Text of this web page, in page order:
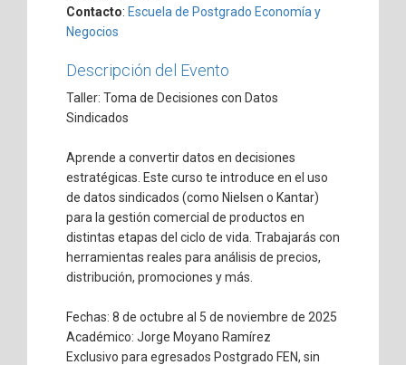
Contacto: Escuela de Postgrado Economía y
Negocios
Descripción del Evento
Taller: Toma de Decisiones con Datos
Sindicados
Aprende a convertir datos en decisiones
estratégicas. Este curso te introduce en el uso
de datos sindicados (como Nielsen o Kantar)
para la gestión comercial de productos en
distintas etapas del ciclo de vida. Trabajarás con
herramientas reales para análisis de precios,
distribución, promociones y más.
Fechas: 8 de octubre al 5 de noviembre de 2025
Académico: Jorge Moyano Ramírez
Exclusivo para egresados Postgrado FEN, sin